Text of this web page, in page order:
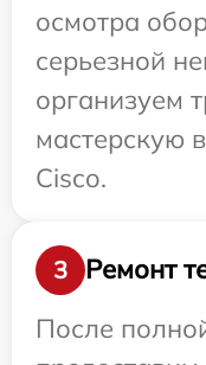
осмотра
серьезной
организуем
мастерскую
Cisco.
3
Ремонт
После